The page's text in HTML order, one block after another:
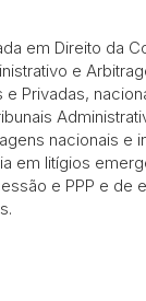
em Direito da
e
e Privadas,
nacionais e
em litígios
e PPP e de